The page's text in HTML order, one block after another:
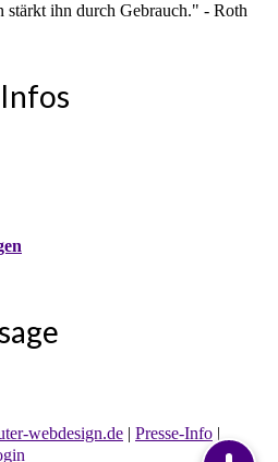
ihn durch Gebrauch." - Roth
webdesign.de | Presse-Info |